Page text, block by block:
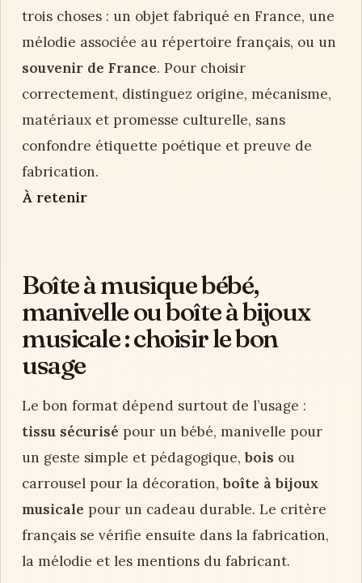
trois choses : un objet fabriqué en France, une
mélodie associée au répertoire français, ou un
souvenir de France. Pour choisir
correctement, distinguez origine, mécanisme,
matériaux et promesse culturelle, sans
confondre étiquette poétique et preuve de
fabrication.
À retenir
Boîte à musique bébé,
manivelle ou boîte à bijoux
musicale : choisir le bon
usage
Le bon format dépend surtout de l’usage :
tissu sécurisé pour un bébé, manivelle pour
un geste simple et pédagogique,bois ou
carrousel pour la décoration,boîte à bijoux
musicale pour un cadeau durable. Le critère
français se vérifie ensuite dans la fabrication,
la mélodie et les mentions du fabricant.